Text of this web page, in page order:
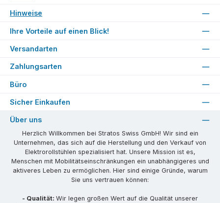
Hinweise
Ihre Vorteile auf einen Blick!
Versandarten
Zahlungsarten
Büro
Sicher Einkaufen
Über uns
Herzlich Willkommen bei Stratos Swiss GmbH! Wir sind ein
Unternehmen, das sich auf die Herstellung und den Verkauf von
Elektrorollstühlen spezialisiert hat. Unsere Mission ist es,
Menschen mit Mobilitätseinschränkungen ein unabhängigeres und
aktiveres Leben zu ermöglichen. Hier sind einige Gründe, warum
Sie uns vertrauen können:
- Qualität: Wir legen großen Wert auf die Qualität unserer